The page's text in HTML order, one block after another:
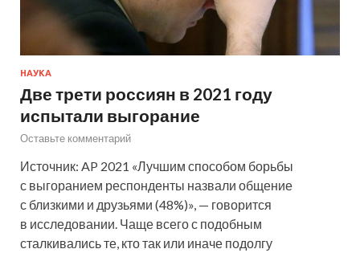
НАУКА
Две трети россиян в 2021 году
испытали выгорание
Оставьте комментарий
Источник: AP 2021 «Лучшим способом борьбы
с выгоранием респонденты назвали общение
с близкими и друзьями (48%)», — говорится
в исследовании. Чаще всего с подобным
сталкивались те, кто так или иначе подолгу